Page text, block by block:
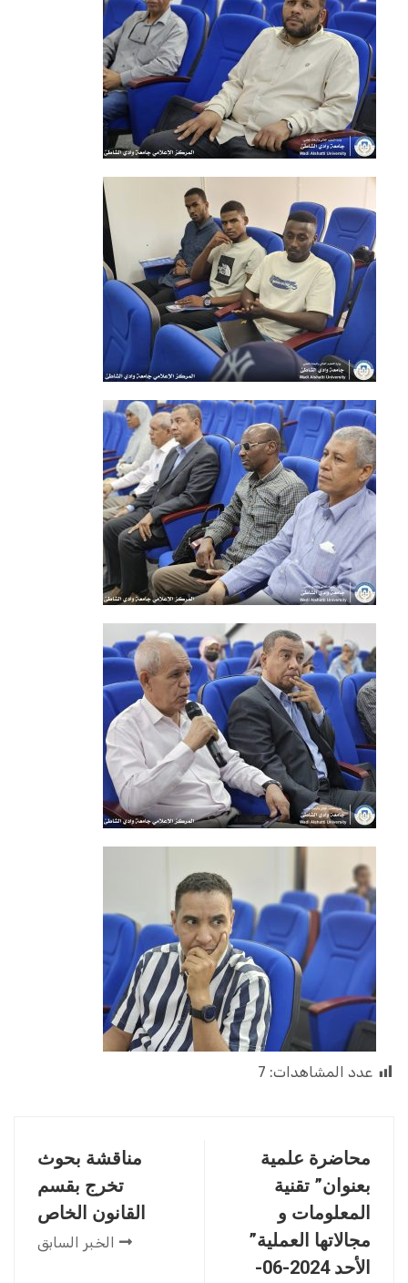
عدد المشاهدات: 7
مناقشة بحوث
تخرج بقسم
القانون الخاص
الخبر السابق
محاضرة علمية
بعنوان” تقنية
المعلومات و
مجالاتها العملية”
الأحد 2024-06-